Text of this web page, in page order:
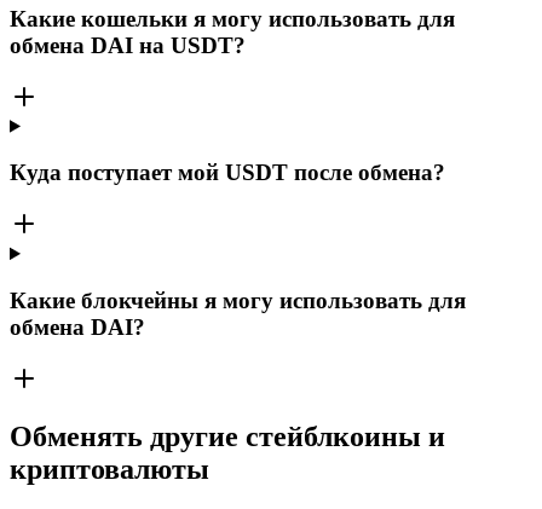
Какие кошельки я могу использовать для
обмена DAI на USDT?
Куда поступает мой USDT после обмена?
Какие блокчейны я могу использовать для
обмена DAI?
Обменять другие стейблкоины и
криптовалюты